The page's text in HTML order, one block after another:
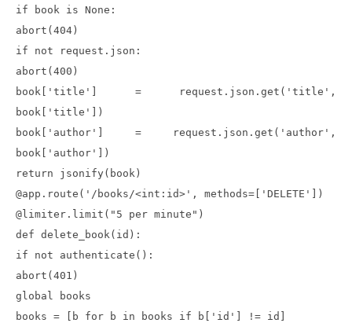
if book is None:
abort(404)
if not request.json:
abort(400)
book['title'] = request.json.get('title',
book['title'])
book['author'] = request.json.get('author',
book['author'])
return jsonify(book)
@app.route('/books/<int:id>', methods=['DELETE'])
@limiter.limit("5 per minute")
def delete_book(id):
if not authenticate():
abort(401)
global books
books = [b for b in books if b['id'] != id]